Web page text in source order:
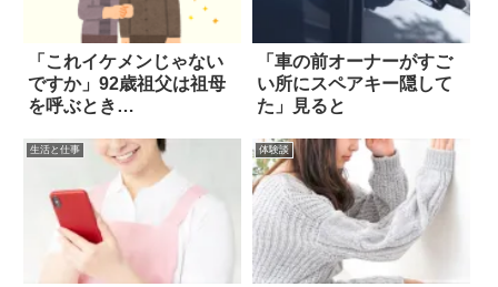
「これイケメンじゃない
ですか」92歳祖父は祖母
を呼ぶとき…
「車の前オーナーがすご
い所にスペアキー隠して
た」見ると
生活と仕事 体験談